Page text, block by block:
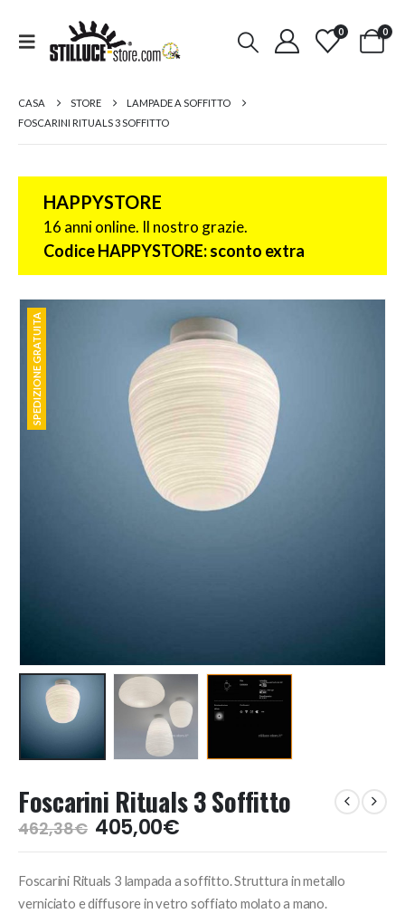
0 0
CASA STORE
LAMPADE A SOFFITTO
FOSCARINI RITUALS 3 SOFFITTO
HAPPYSTORE
16 anni online. Il nostro grazie.
Codice HAPPYSTORE: sconto extra
SPEDIZIONE GRATUITA
SPEDIZIONE GRATUITA
Foscarini Rituals 3 Soffitto
462,38€ Il
prezzo
era:
462,38€.
405,00€Il
prezzo
è:
405,00€.
Foscarini Rituals 3 lampada a soffitto. Struttura in metallo
verniciato e diffusore in vetro soffiato molato a mano.